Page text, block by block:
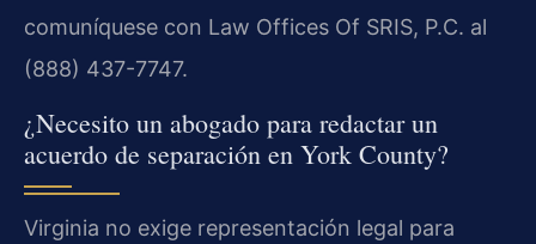
comuníquese con Law Offices Of SRIS, P.C. al
(888) 437-7747.
¿Necesito un abogado para redactar un
acuerdo de separación en York County?
Virginia no exige representación legal para